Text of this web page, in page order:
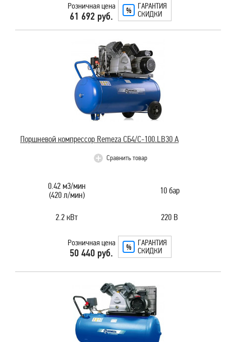
Розничная цена
61 692 руб.
ГАРАНТИЯ
СКИДКИ
Поршневой компрессор Remeza СБ4/С-100.LB30 А
Сравнить товар
0.42 м3/мин
(420 л/мин)
10 бар
2.2 кВт 220 В
Розничная цена
50 440 руб.
ГАРАНТИЯ
СКИДКИ